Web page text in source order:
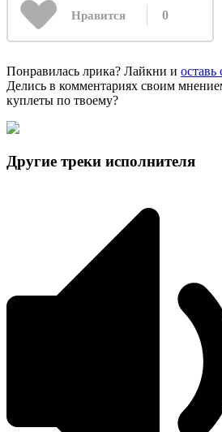
Нравится 0
Понравилась лрика? Лайкни и
Делись в комментариях своим
куплеты по твоему?
Другие треки исполнителя